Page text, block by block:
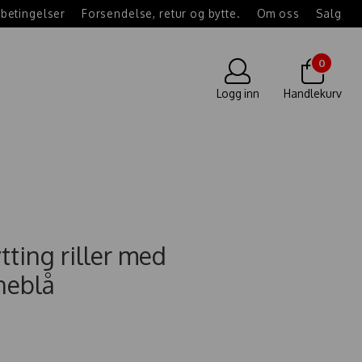
Forsendelse, retur og bytte. Om oss Salg
Logg inn
0
Handlekurv
riller med